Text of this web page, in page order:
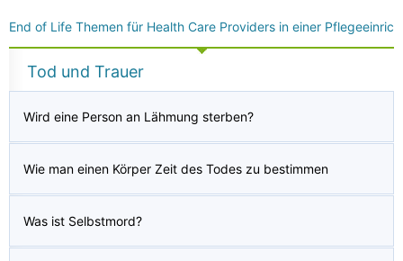
End of Life Themen für Health Care Providers in einer
Tod und Trauer
Wird eine Person an Lähmung sterben?
Wie man einen Körper Zeit des Todes zu bestimmen
Was ist Selbstmord?